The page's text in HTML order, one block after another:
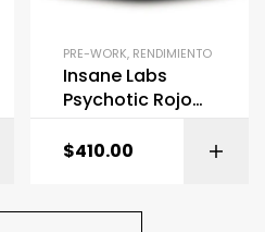
PRE-WORK, RENDIMIENTO
Insane Labs
Psychotic Rojo
$410.00